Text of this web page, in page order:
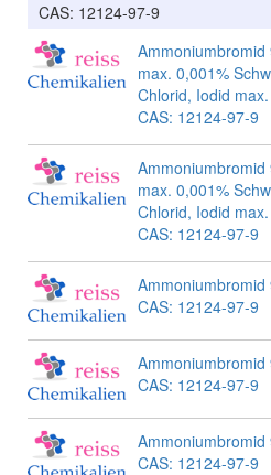
CAS: 12124-97-9
max. 0,001%
Chlorid, Iodid
CAS: 12124-97-9
max. 0,001%
Chlorid, Iodid
CAS: 12124-97-9
Ammoniumbromid
CAS: 12124-97-9
Ammoniumbromid
CAS: 12124-97-9
Ammoniumbromid
CAS: 12124-97-9